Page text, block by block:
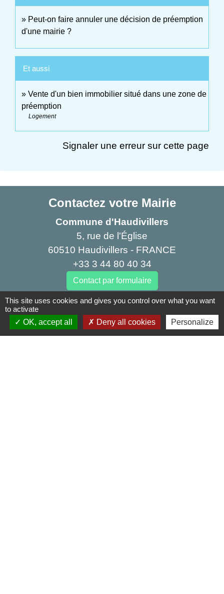
Peut-on faire annuler une décision de préemption
d'une mairie ?
Et aussi
Vente d'un bien immobilier situé dans une zone de
préemption
Logement
Signaler une erreur sur cette page
Contactez votre Mairie
Commune d'Haudivillers
5, rue de l'Église
60510 Haudivillers - FRANCE
+33 3 44 80 40 34
Contact par formulaire
Liens
Oise mobilité
This site uses cookies and gives you control over what you want
to activate
OK, accept all
Deny all cookies Personalize